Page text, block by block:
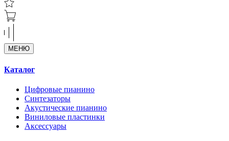
МЕНЮ
Каталог
Цифровые пианино
Синтезаторы
Акустические пианино
Виниловые пластинки
Аксессуары